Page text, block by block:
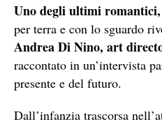
Uno degli ultimi romantici,
per terra e con lo sguardo
Andrea Di Nino, art
raccontato in un’intervista
presente e del futuro.
Dall’infanzia trascorsa